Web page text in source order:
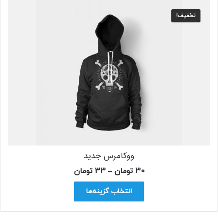
تخفیف!
ووکامرس جدید
30 تومان–
33 تومان
انتخاب گزینه‌ها